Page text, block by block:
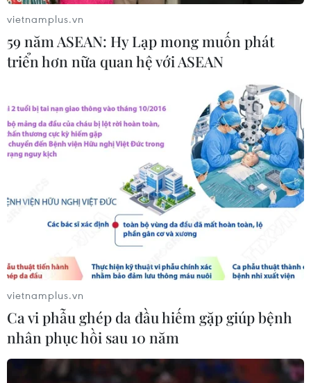
Chuyên gia Hà Lan đề xuất xây đảo nhân
tạo chống sạt lở bờ biển Hội An
10/04/2019 14:56
Sau khi khảo sát, các chuyên gia Hà Lan đề xuất giải
pháp đầu tư xây dựng các đảo nhân tạo ven bờ, để
hạn chế sóng đánh thẳng vào bờ gây sạt lở bờ biển ở
Hội An.
vietnamplus.vn
59 năm ASEAN: Hy Lạp mong muốn phát
triển hơn nữa quan hệ với ASEAN
vietnamplus.vn
Ca vi phẫu ghép da đầu hiếm gặp giúp bệnh
nhân phục hồi sau 10 năm